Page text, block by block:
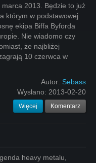
2013. Będzie to już
którym w podstawowej
ekipa Biffa Byforda
Nie wiadomo czy
że najbliżej
10 czerwca w
Autor: Sebass
Wysłano: 2013-02-20
Więcej Komentarz
heavy metalu,